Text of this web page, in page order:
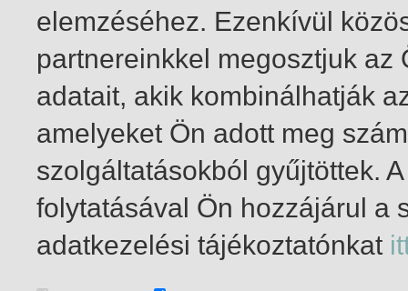
1-1 / total 1 hit
elemzéséhez. Ezenkívül
partnereinkkel megosztjuk
adatait, akik kombinálhatják
amelyeket Ön adott meg
szolgáltatásokból gyűjtöttek.
folytatásával Ön hozzájárul a
adatkezelési tájékoztatónkat